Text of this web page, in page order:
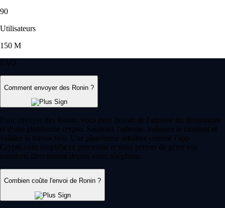
90
Utilisateurs
150 M
FAQ
Comment envoyer des Ronin ?
Pour envoyer des Ronin, vous avez besoin de l'adresse du destinataire
et d'une plateforme crypto. Saisissez l'adresse, indiquez le montant et
validez la transaction. Une plateforme intuitive comme l'app
Crypto.com simplifie ce processus et vous permet de gérer vos
transferts directement depuis votre téléphone.
Combien coûte l'envoi de Ronin ?